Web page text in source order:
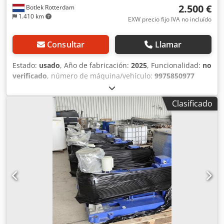
Botlek Rotterdam
1.410 km
2.500 €
EXW precio fijo IVA no incluído
Consultar Llamar
Estado: usado, Año de fabricación: 2025, Funcionalidad: no
verificado, número de máquina/vehículo: 9975850977
, Bomba centrífuga industrial KSB Etanorm ETN
200-150-400 Djdezlq Uyspfx Ab Rsck Bomba centrífuga
industrial KSB Etanorm de alta calidad, en excelentes
condiciones mecánicas. La bomba ha sido desmontada
profesionalmente de una instalación de producción
industrial y está disponible de inmediato en nuestro
almacén en Róterdam, Países Bajos. - Bomba completa,
montada sobre una base de acero - Diseño industrial de
alta resistencia - Apta para agua, agua de refrigeración y
diversas aplicaciones industriales - Disponible de
inmediato - Se permite la inspección - Se ofrece asistencia
para la carga Disponemos de un gran inventario de
bombas industriales, válvulas, motores eléctricos,
Clasificado